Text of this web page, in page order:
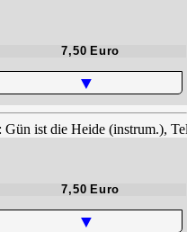
7,50 Euro
▼
7,50 Euro
▼